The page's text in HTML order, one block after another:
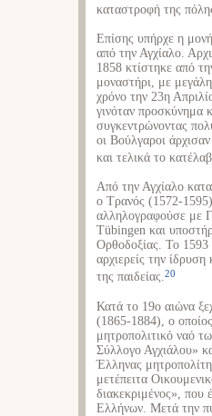
καταστροφή της
Επίσης υπήρχε η
από την Αγχίαλο.
1858 κτίστηκε από
μοναστήρι, με
χρόνο την 23η
γινόταν προσκύνημα
συγκεντρώνοντας
οι Βούλγαροι
και τελικά το
Από την Αγχίαλο
ο Τρανός (1572-
αλληλογραφούσε με
Tübingen και
Ορθοδοξίας. Το
αρχιερείς την
της παιδείας.20
Κατά το 19ο αιώνα
(1865-1884), ο
μητροπολιτικό ναό
Σύλλογο Αγχιάλου»
Έλληνας
μετέπειτα
διακεκριμένος», που
Ελλήνων. Μετά την